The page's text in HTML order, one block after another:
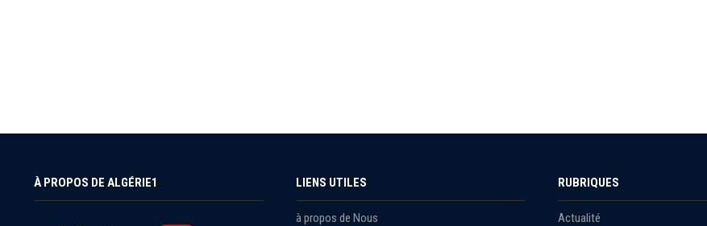
À PROPOS DE ALGÉRIE1 LIENS UTILES
à propos de Nous
RUBRIQUES
Actualité